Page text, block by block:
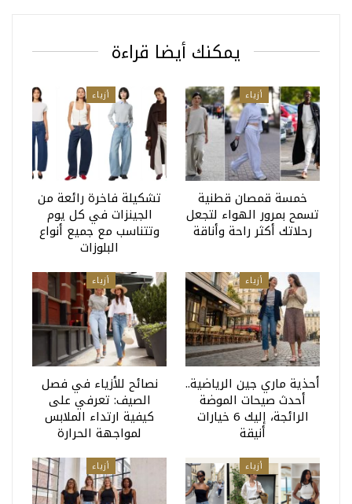
يمكنك أيضا قراءة
أزياء
خمسة قمصان قطنية
تسمح بمرور الهواء لتجعل
رحلاتك أكثر راحة وأناقة
أزياء
تشكيلة فاخرة رائعة من
الجينزات في كل يوم
وتتناسب مع جميع أنواع
البلوزات
أزياء
أحذية ماري جين الرياضية..
أحدث صيحات الموضة
الرائجة، إليك 6 خيارات
أنيقة
أزياء
نصائح للأزياء في فصل
الصيف: تعرفي على
كيفية ارتداء الملابس
لمواجهة الحرارة
أزياء أزياء